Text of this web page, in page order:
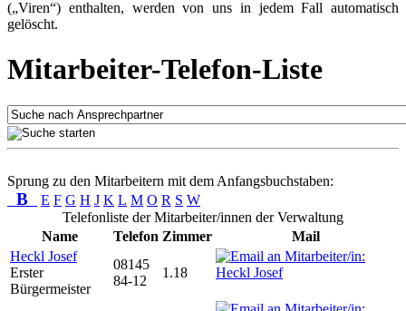
(„Viren“) enthalten, werden von uns in jedem Fall automatisch
gelöscht.
Mitarbeiter-Telefon-Liste
Sprung zu den Mitarbeitern mit dem Anfangsbuchstaben:
B E F G H J K L M O R S W
Telefonliste der Mitarbeiter/innen der Verwaltung
Name
Telefon Zimmer
Mail
Heckl Josef
Erster
Bürgermeister
08145
84-12
1.18